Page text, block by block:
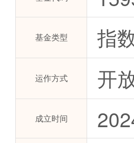
基金类型 指
运作方式 开
成立时间